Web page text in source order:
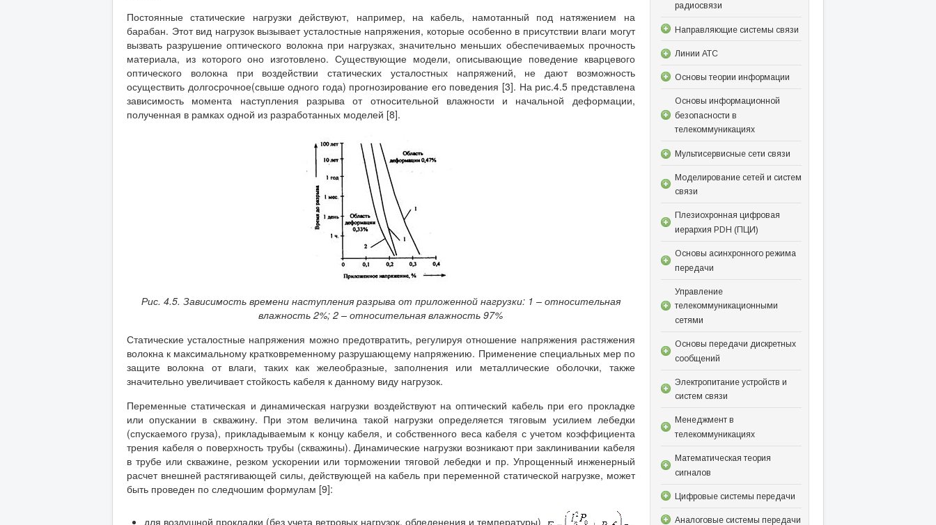
Постоянные статические нагрузки действуют, например, на кабель, намотанный под натяжением на
барабан. Этот вид нагрузок вызывает усталостные напряжения, которые особенно в присутствии влаги могут
вызвать разрушение оптического волокна при нагрузках, значительно меньших обеспечиваемых прочность
материала, из которого оно изготовлено. Существующие модели, описывающие поведение кварцевого
оптического волокна при воздействии статических усталостных напряжений, не дают возможность
осуществить долгосрочное(свыше одного года) прогнозирование его поведения [3]. На рис.4.5 представлена
зависимость момента наступления разрыва от относительной влажности и начальной деформации,
полученная в рамках одной из разработанных моделей [8].
Рис. 4.5. Зависимость времени наступления разрыва от приложенной нагрузки: 1 – относительная
влажность 2%;2 – относительная влажность 97%
Статические усталостные напряжения можно предотвратить, регулируя отношение напряжения растяжения
волокна к максимальному кратковременному разрушающему напряжению. Применение специальных мер по
защите волокна от влаги, таких как желеобразные, заполнения или металлические оболочки, также
значительно увеличивает стойкость кабеля к данному виду нагрузок.
Переменные статическая и динамическая нагрузки воздействуют на оптический кабель при его прокладке
или опускании в скважину. При этом величина такой нагрузки определяется тяговым усилием лебедки
(спускаемого груза), прикладываемым к концу кабеля, и собственного веса кабеля с учетом коэффициента
трения кабеля о поверхность трубы (скважины). Динамические нагрузки возникают при заклинивании кабеля
в трубе или скважине, резком ускорении или торможении тяговой лебедки и пр. Упрощенный инженерный
расчет внешней растягивающей силы, действующей на кабель при переменной статической нагрузке, может
быть проведен по следчошим формулам [9]:
для воздушной прокладки (без учета ветровых нагрузок, обледенения и температуры)
радиосвязи
Направляющие системы связи
Линии АТС
Основы теории информации
Основы информационной
безопасности в
телекоммуникациях
Мультисервисные сети связи
Моделирование сетей и систем
связи
Плезиохронная цифровая
иерархия PDH (ПЦИ)
Основы асинхронного режима
передачи
Управление
телекоммуникационными
сетями
Основы передачи дискретных
сообщений
Электропитание устройств и
систем связи
Менеджмент в
телекоммуникациях
Математическая теория
сигналов
Цифровые системы передачи
Аналоговые системы передачи